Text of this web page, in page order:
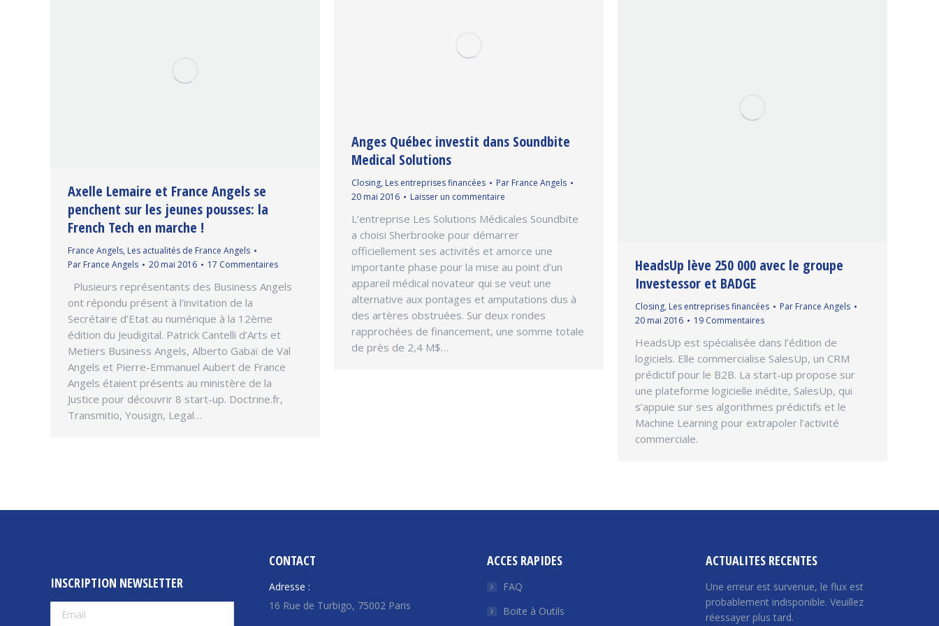
Axelle Lemaire et France Angels se
penchent sur les jeunes pousses: la
French Tech en marche !
France Angels, Les actualités de France Angels
Par France Angels 20 mai 2016 17 Commentaires
Plusieurs représentants des Business Angels
ont répondu présent à l’invitation de la
Secrétaire d’Etat au numérique à la 12ème
édition du Jeudigital. Patrick Cantelli d’Arts et
Metiers Business Angels, Alberto Gabaï de Val
Angels et Pierre-Emmanuel Aubert de France
Angels étaient présents au ministère de la
Justice pour découvrir 8 start-up. Doctrine.fr,
Transmitio, Yousign, Legal…
Anges Québec investit dans Soundbite
Medical Solutions
Closing, Les entreprises financées Par France Angels
20 mai 2016
Laisser un commentaire
L’entreprise Les Solutions Médicales Soundbite
a choisi Sherbrooke pour démarrer
officiellement ses activités et amorce une
importante phase pour la mise au point d’un
appareil médical novateur qui se veut une
alternative aux pontages et amputations dus à
des artères obstruées. Sur deux rondes
rapprochées de financement, une somme totale
de près de 2,4 M$…
HeadsUp lève 250 000 avec le groupe
Investessor et BADGE
Closing, Les entreprises financées Par France Angels
20 mai 2016
19 Commentaires
HeadsUp est spécialisée dans l’édition de
logiciels. Elle commercialise SalesUp, un CRM
prédictif pour le B2B. La start-up propose sur
une plateforme logicielle inédite, SalesUp, qui
s’appuie sur ses algorithmes prédictifs et le
Machine Learning pour extrapoler l’activité
commerciale.
INSCRIPTION NEWSLETTER
CONTACT
Adresse :
16 Rue de Turbigo, 75002 Paris
ACCES RAPIDES
FAQ
Boite à Outils
ACTUALITES RECENTES
Une erreur est survenue, le flux est
probablement indisponible. Veuillez
réessayer plus tard.